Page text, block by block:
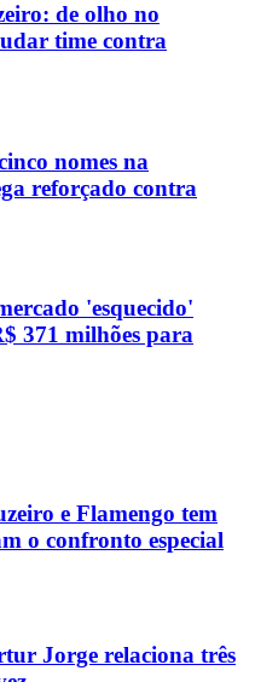
de olho no
time contra
nomes na
reforçado contra
'esquecido'
371 milhões para
e Flamengo tem
o confronto especial
Jorge relaciona três